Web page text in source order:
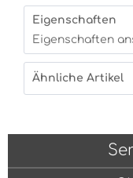
Eigenschaften
Eigenschaften
Ähnliche Artikel